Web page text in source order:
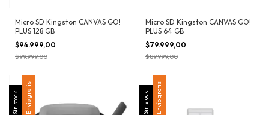
Micro SD Kingston CANVAS GO!
PLUS 128 GB
$94.999,00
$99.999,00
Micro SD Kingston CANVAS GO!
PLUS 64 GB
$79.999,00
$89.999,00
Sin stock Envío gratis Sin stock Envío gratis